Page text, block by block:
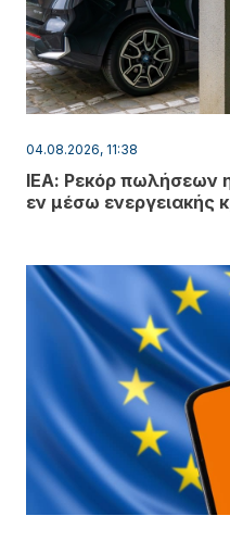
04.08.2026, 11:38
ΙΕΑ: Ρεκόρ πωλήσεων
εν μέσω ενεργειακής